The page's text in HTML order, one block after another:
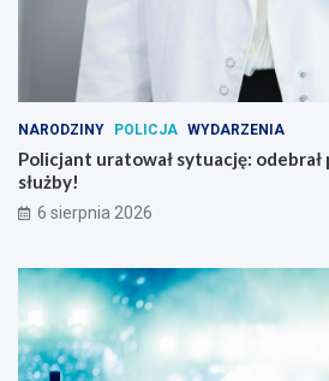
NARODZINY POLICJA WYDARZENIA
Policjant uratował sytuację:
służby!
6 sierpnia 2026